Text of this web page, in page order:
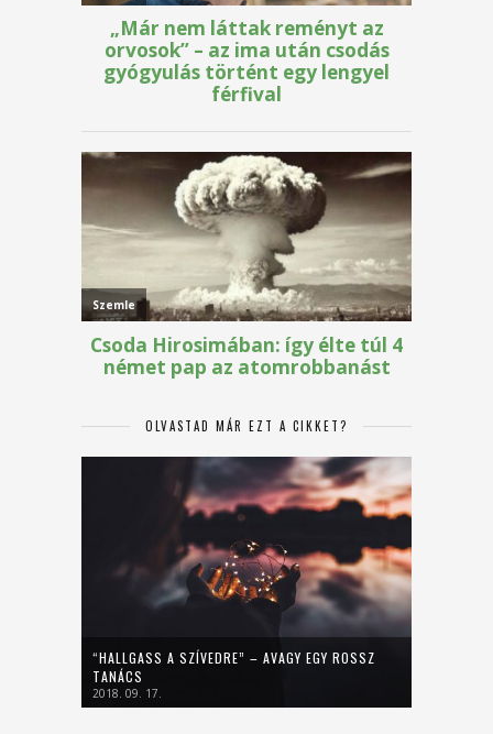
OLVASTAD MÁR EZT A CIKKET?
“HALLGASS A SZÍVEDRE” – AVAGY EGY ROSSZ
TANÁCS
2018. 09. 17.